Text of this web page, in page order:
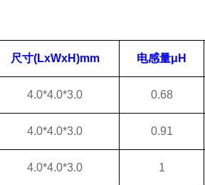
尺寸(LxWxH)mm 电感量μH
4.0*4.0*3.0 0.68
4.0*4.0*3.0 0.91
4.0*4.0*3.0 1